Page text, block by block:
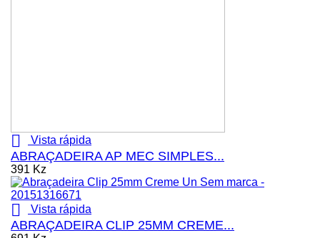
 Vista rápida
ABRAÇADEIRA AP MEC SIMPLES...
391 Kz
 Vista rápida
ABRAÇADEIRA CLIP 25MM CREME...